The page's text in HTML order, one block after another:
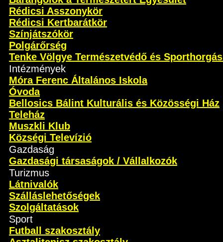
Rédicsi Asszonykör
Rédicsi Kertbarátkör
Színjátszókör
Polgárőrség
Tenke Völgye Természetvédő és
Intézmények
Móra Ferenc Általános Iskola
Óvoda
Bellosics Bálint Kulturális és Közösségi Ház
Teleház
Muszkli Klub
Községi Televízió
Gazdaság
Gazdasági társaságok / Vállalkozók
Turizmus
Látnivalók
Szálláslehetőségek
Szolgáltatások
Sport
Futball szakosztály